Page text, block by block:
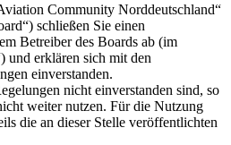
Community Norddeutschland“
schließen Sie einen
Betreiber des Boards ab (im
und erklären sich mit den
einverstanden.
nicht einverstanden sind, so
weiter nutzen. Für die Nutzung
die an dieser Stelle veröffentlichten